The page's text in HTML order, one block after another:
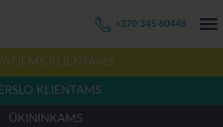
+370 345 60448
KLIENTAMS
KLIENTAMS
ŪKININKAMS